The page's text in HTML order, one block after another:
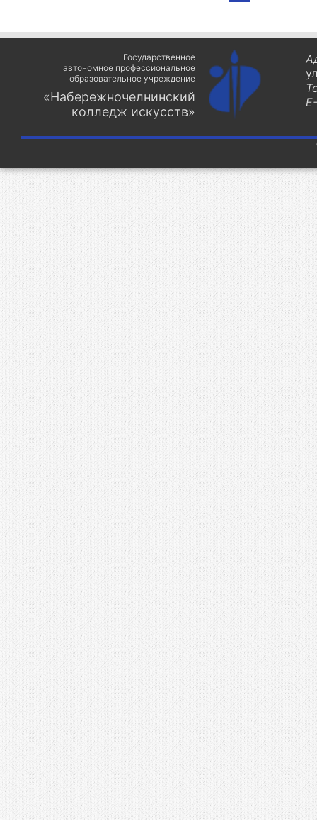
Государственное
автономное профессиональное
образовательное учреждение
«Набережночелнинский
колледж искусств»